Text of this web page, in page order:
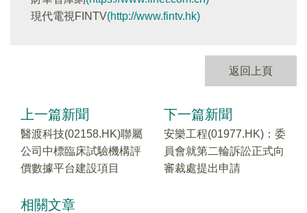
現代電視FINTV(http://www.fintv.hk)
返回上頁
上一篇新聞
醫渡科技(02158.HK)聯屬
公司中標臨床試驗機構評
價數據平台建設項目
下一篇新聞
安樂工程(01977.HK)：委
員會就第二輪訴訟正式向
審裁處提出申請
相關文章